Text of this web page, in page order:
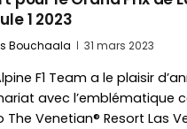
1 2023
Bouchaala 31 mars 2023
F1 Team a le plaisir
avec l’emblématique
The Venetian® Resort Las